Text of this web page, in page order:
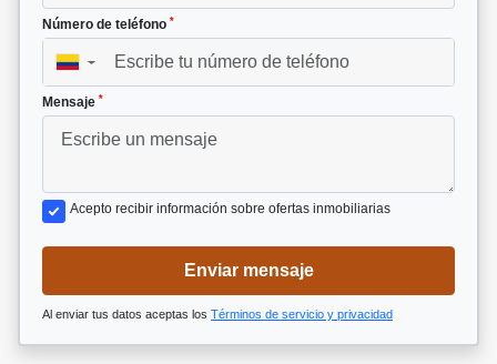
Número de teléfono *
▼
Mensaje *
Acepto recibir información sobre ofertas inmobiliarias
Enviar mensaje
Al enviar tus datos aceptas los Términos de servicio y privacidad